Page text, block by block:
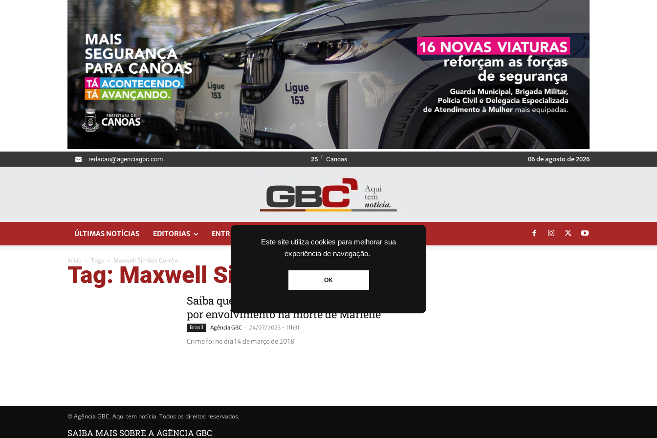
Este site utiliza cookies para melhorar sua
experiência de navegação.
OK
redacao@agenciagbc.com 25 C Canoas 06 de agosto de 2026
ÚLTIMAS NOTÍCIAS EDITORIAS ENTRETENIMENTO
Início Tags Maxwell Simões Corrêa
Tag: Maxwell Simões Corrêa
Saiba quem é o ex-bombeiro preso pela PF
por envolvimento na morte de Marielle
Brasil Agência GBC - 24/07/2023 - 11h31
Crime foi no dia 14 de março de 2018
© Agência GBC. Aqui tem notícia. Todos os direitos reservados.
SAIBA MAIS SOBRE A AGÊNCIA GBC